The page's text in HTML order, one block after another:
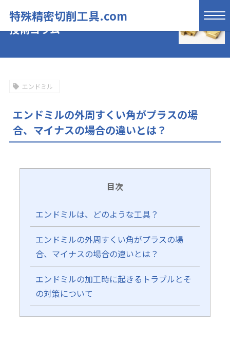
特殊精密切削工具.com
技術コラム
エンドミル
エンドミルの外周すくい角がプラスの場
合、マイナスの場合の違いとは？
目次
エンドミルは、どのような工具？
エンドミルの外周すくい角がプラスの場
合、マイナスの場合の違いとは？
エンドミルの加工時に起きるトラブルとそ
の対策について